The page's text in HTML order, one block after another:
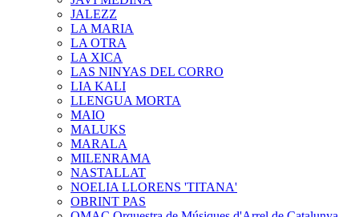
JALEZZ
LA MARIA
LA OTRA
LA XICA
LAS NINYAS DEL CORRO
LIA KALI
LLENGUA MORTA
MAIO
MALUKS
MARALA
MILENRAMA
NASTALLAT
NOELIA LLORENS 'TITANA'
OBRINT PAS